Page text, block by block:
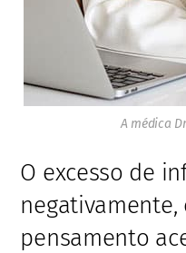
A médica
O excesso de
negativamente,
pensamento